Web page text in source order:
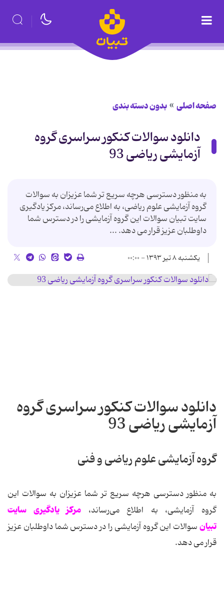
صفحه اصلی بدون دسته بندی
دانلود سوالات کنکور سراسری گروه
آزمایشی ریاضی 93
به منظور دسترسی هرچه سریع تر شما عزیزان به سوالات
گروه آزمایشی علوم ریاضی، به اطلاع می‌رساند، مرکز یادگیری
سایت تبیان سوالات این گروه آزمایشی را در دسترس شما
داوطلبان عزیز قرار می دهد. ...
یکشنبه ۸ تیر ۱۳۹۳ - ۰۰:۰۰
دانلود سوالات کنکور سراسری گروه
آزمایشی ریاضی 93
گروه آزمایشی علوم ریاضی و فنی
به منظور دسترسی هرچه سریع تر شما عزیزان به سوالات این
گروه آزمایشی، به اطلاع می‌رساند، مرکز یادگیری سایت
تبیانسوالات این گروه آزمایشی را در دسترس شما داوطلبان عزیز
قرار می دهد.